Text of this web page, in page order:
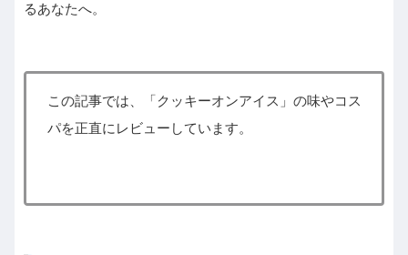
るあなたへ。
この記事では、「クッキーオンアイス」の味やコス
パを正直にレビューしています。